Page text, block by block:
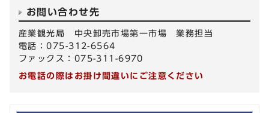
お問い合わせ先
産業観光局 中央卸売市場第一市場 業務担当
電話：075-312-6564
ファックス：075-311-6970
お電話の際はお掛け間違いにご注意ください